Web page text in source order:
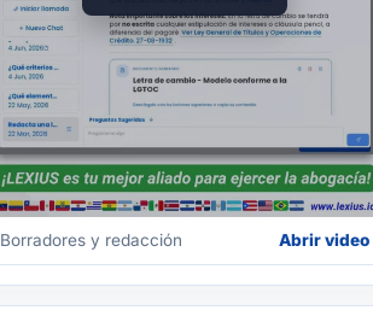
Borradores y redacción Abrir video